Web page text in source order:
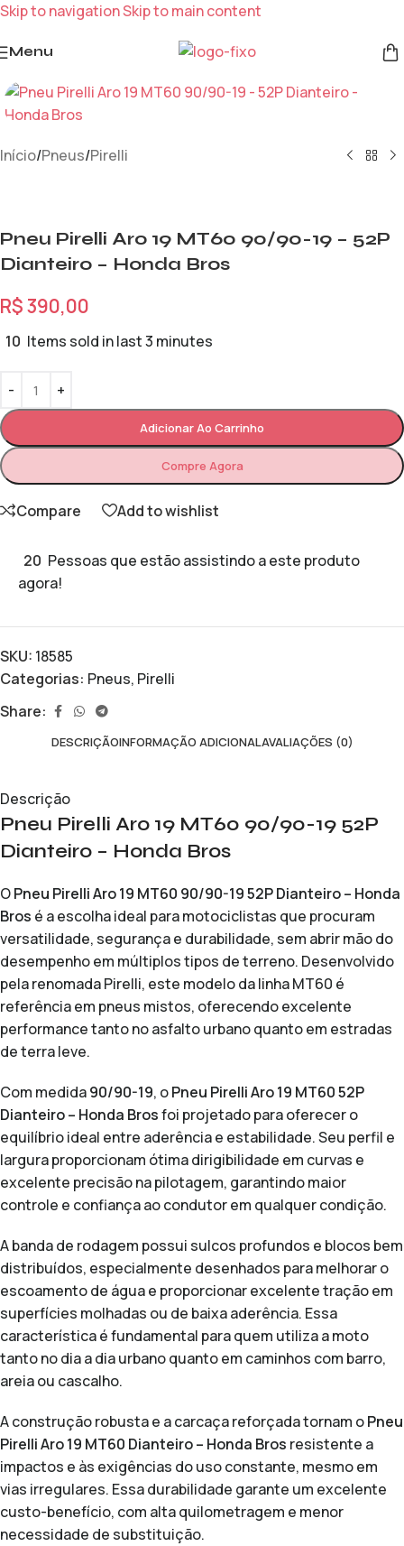
Skip to navigationSkip to main content
Menu
Início/Pneus/Pirelli
Pneu Pirelli Aro 19 MT60 90/90-19 – 52P
Dianteiro – Honda Bros
R$390,00
10 Items sold in last 3 minutes
Adicionar Ao Carrinho
Compre Agora
Compare Add to wishlist
20 Pessoas que estão assistindo a este produto
agora!
SKU: 18585
Categorias: Pneus, Pirelli
Share:
DESCRIÇÃOINFORMAÇÃO ADICIONALAVALIAÇÕES (0)
Descrição
Pneu Pirelli Aro 19 MT60 90/90-19 52P
Dianteiro – Honda Bros
OPneu Pirelli Aro 19 MT60 90/90-19 52P Dianteiro – Honda
Bros é a escolha ideal para motociclistas que procuram
versatilidade, segurança e durabilidade, sem abrir mão do
desempenho em múltiplos tipos de terreno. Desenvolvido
pela renomada Pirelli, este modelo da linha MT60 é
referência em pneus mistos, oferecendo excelente
performance tanto no asfalto urbano quanto em estradas
de terra leve.
Com medida90/90-19, oPneu Pirelli Aro 19 MT60 52P
Dianteiro – Honda Brosfoi projetado para oferecer o
equilíbrio ideal entre aderência e estabilidade. Seu perfil e
largura proporcionam ótima dirigibilidade em curvas e
excelente precisão na pilotagem, garantindo maior
controle e confiança ao condutor em qualquer condição.
A banda de rodagem possui sulcos profundos e blocos bem
distribuídos, especialmente desenhados para melhorar o
escoamento de água e proporcionar excelente tração em
superfícies molhadas ou de baixa aderência. Essa
característica é fundamental para quem utiliza a moto
tanto no dia a dia urbano quanto em caminhos com barro,
areia ou cascalho.
A construção robusta e a carcaça reforçada tornam oPneu
Pirelli Aro 19 MT60 Dianteiro – Honda Bros resistente a
impactos e às exigências do uso constante, mesmo em
vias irregulares. Essa durabilidade garante um excelente
custo-benefício, com alta quilometragem e menor
necessidade de substituição.